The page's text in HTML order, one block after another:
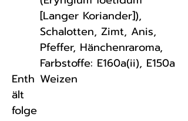
[Langer Koriander]),
Schalotten, Zimt, Anis,
Pfeffer, Hänchenraroma,
Farbstoffe: E160a(ii), E150a
Enth
ält
folge
Weizen